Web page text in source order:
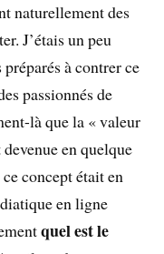
naturellement des
J’étais un peu
à contrer ce
passionnés de
là que la « valeur
en quelque
concept était en
en ligne
quel est le